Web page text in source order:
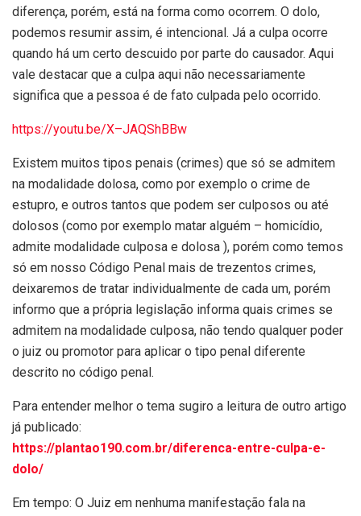
diferença, porém, está na forma como ocorrem. O dolo,
podemos resumir assim, é intencional. Já a culpa ocorre
quando há um certo descuido por parte do causador. Aqui
vale destacar que a culpa aqui não necessariamente
significa que a pessoa é de fato culpada pelo ocorrido.
https://youtu.be/X–JAQShBBw
Existem muitos tipos penais (crimes) que só se admitem
na modalidade dolosa, como por exemplo o crime de
estupro, e outros tantos que podem ser culposos ou até
dolosos (como por exemplo matar alguém – homicídio,
admite modalidade culposa e dolosa ), porém como temos
só em nosso Código Penal mais de trezentos crimes,
deixaremos de tratar individualmente de cada um, porém
informo que a própria legislação informa quais crimes se
admitem na modalidade culposa, não tendo qualquer poder
o juiz ou promotor para aplicar o tipo penal diferente
descrito no código penal.
Para entender melhor o tema sugiro a leitura de outro artigo
já publicado:
https://plantao190.com.br/diferenca-entre-culpa-e-
dolo/
Em tempo: O Juiz em nenhuma manifestação fala na